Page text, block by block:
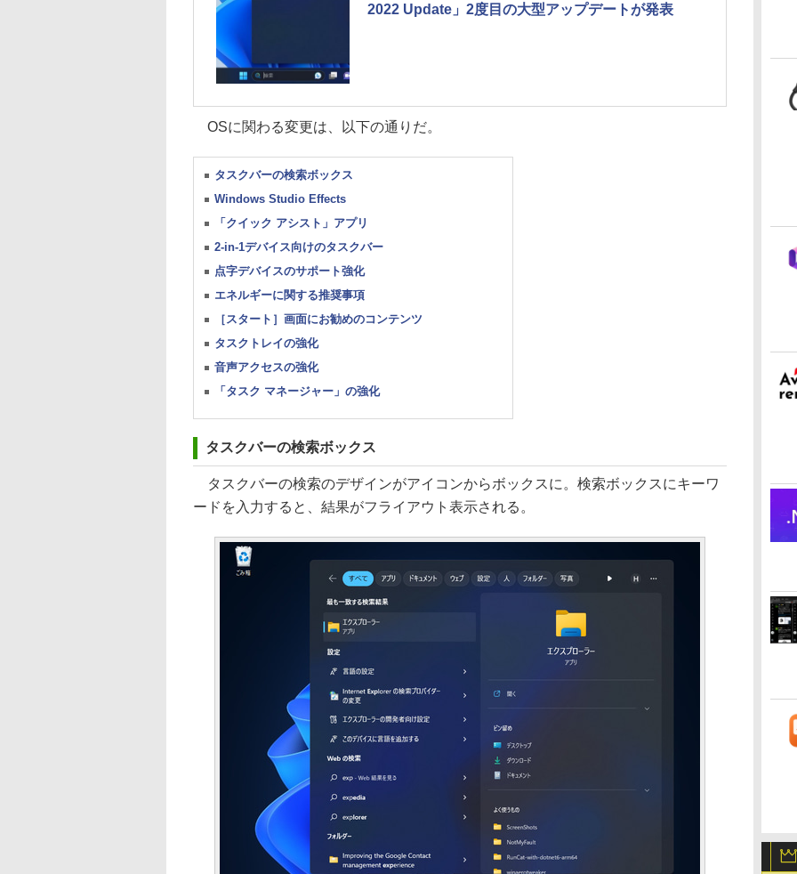
2022 Update」2度目の大型アップデートが発表
OSに関わる変更は、以下の通りだ。
タスクバーの検索ボックス
Windows Studio Effects
「クイック アシスト」アプリ
2-in-1デバイス向けのタスクバー
点字デバイスのサポート強化
エネルギーに関する推奨事項
［スタート］画面にお勧めのコンテンツ
タスクトレイの強化
音声アクセスの強化
「タスク マネージャー」の強化
タスクバーの検索ボックス
タスクバーの検索のデザインがアイコンからボックスに。検索ボックスにキーワ
ードを入力すると、結果がフライアウト表示される。